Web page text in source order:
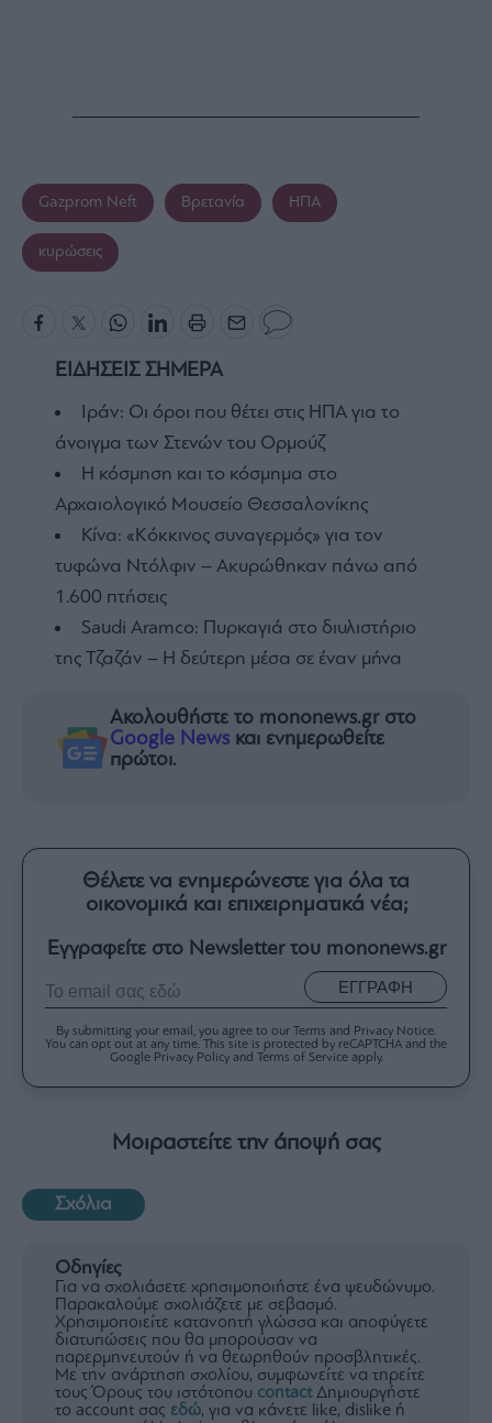
Gazprom Neft Βρετανία ΗΠΑ
κυρώσεις
ΕΙΔΗΣΕΙΣ ΣΗΜΕΡΑ
Ιράν: Οι όροι που θέτει στις ΗΠΑ για το
άνοιγμα των Στενών του Ορμούζ
Η κόσμηση και το κόσμημα στο
Αρχαιολογικό Μουσείο Θεσσαλονίκης
Κίνα: «Κόκκινος συναγερμός» για τον
τυφώνα Ντόλφιν – Ακυρώθηκαν πάνω από
1.600 πτήσεις
Saudi Aramco: Πυρκαγιά στο διυλιστήριο
της Τζαζάν – Η δεύτερη μέσα σε έναν μήνα
Ακολουθήστε το mononews.gr στο
Google News και ενημερωθείτε
πρώτοι.
Θέλετε να ενημερώνεστε για όλα τα
οικονομικά και επιχειρηματικά νέα;
Εγγραφείτε στο Newsletter του mononews.gr
ΕΓΓΡΑΦΗ
By submitting your email, you agree to our Terms and Privacy Notice.
You can opt out at any time. This site is protected by reCAPTCHA and the
Google Privacy Policy and Terms of Service apply.
Μοιραστείτε την άποψή σας
Σχόλια
Οδηγίες
Για να σχολιάσετε χρησιμοποιήστε ένα ψευδώνυμο.
Παρακαλούμε σχολιάζετε με σεβασμό.
Χρησιμοποιείτε κατανοητή γλώσσα και αποφύγετε
διατυπώσεις που θα μπορούσαν να
παρερμηνευτούν ή να θεωρηθούν προσβλητικές.
Με την ανάρτηση σχολίου, συμφωνείτε να τηρείτε
τους Όρους του ιστότοπου contactΔημιουργήστε
το account σας εδώ, για να κάνετε like, dislike ή